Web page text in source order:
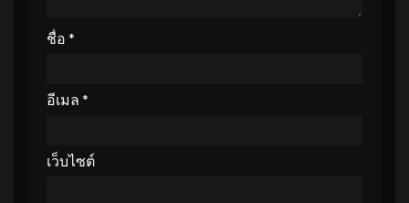
ชื่อ *
อีเมล *
เว็บไซต์